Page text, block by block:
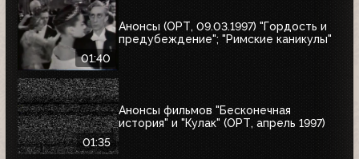
01:40
Анонсы (ОРТ, 09.03.1997) "Гордость и
предубеждение"; "Римские каникулы"
01:35
Анонсы фильмов "Бесконечная
история" и "Кулак" (ОРТ, апрель 1997)